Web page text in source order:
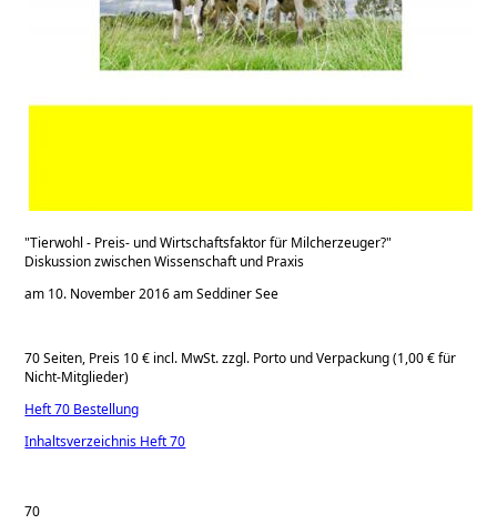
Tierwohl - Preis- und Wirtschaftsfaktor für Milcherzeuger?
Diskussion zwischen Wissenschaft und Praxis
am 10. November 2016 am Seddiner See
70 Seiten, Preis 10 € incl. MwSt. zzgl. Porto und Verpackung (1,00 € für
Nicht-Mitglieder)
Heft 70 Bestellung
Inhaltsverzeichnis Heft 70
70